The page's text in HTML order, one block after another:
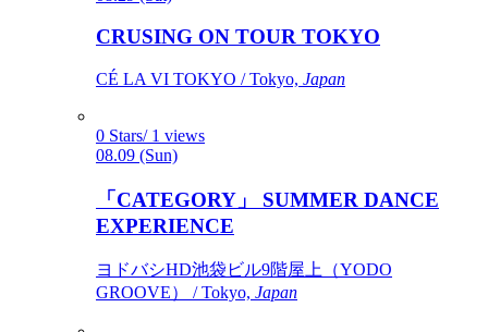
CRUSING ON TOUR TOKYO
CÉ LA VI TOKYO / Tokyo, Japan
0 Stars/ 1 views
08.09 (Sun)
「CATEGORY」 SUMMER DANCE
EXPERIENCE
ヨドバシHD池袋ビル9階屋上（YODO
GROOVE） / Tokyo, Japan